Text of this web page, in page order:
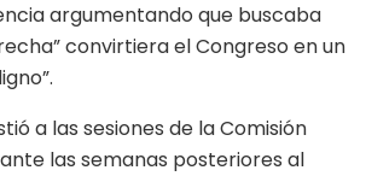
argumentando que buscaba
convirtiera el Congreso en un
a las sesiones de la Comisión
las semanas posteriores al